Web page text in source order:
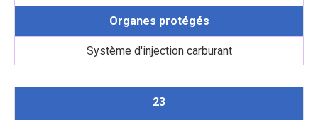
Organes protégés
Système d'injection carburant
23